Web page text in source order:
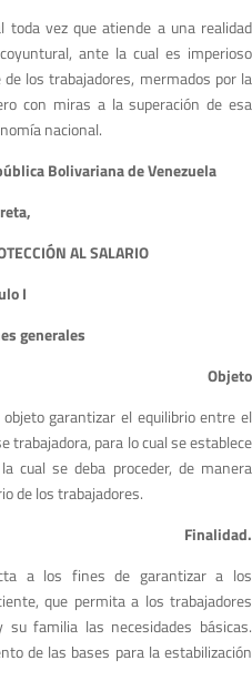
toda vez que atiende a una realidad
ante la cual es imperioso
los trabajadores, mermados por la
con miras a la superación de esa
nacional.
Bolivariana de Venezuela
AL SALARIO
I
generales
Objeto
garantizar el equilibrio entre el
trabajadora, para lo cual se establece
cual se deba proceder, de manera
de los trabajadores.
Finalidad.
a los fines de garantizar a los
que permita a los trabajadores
familia las necesidades básicas.
de las bases para la estabilización